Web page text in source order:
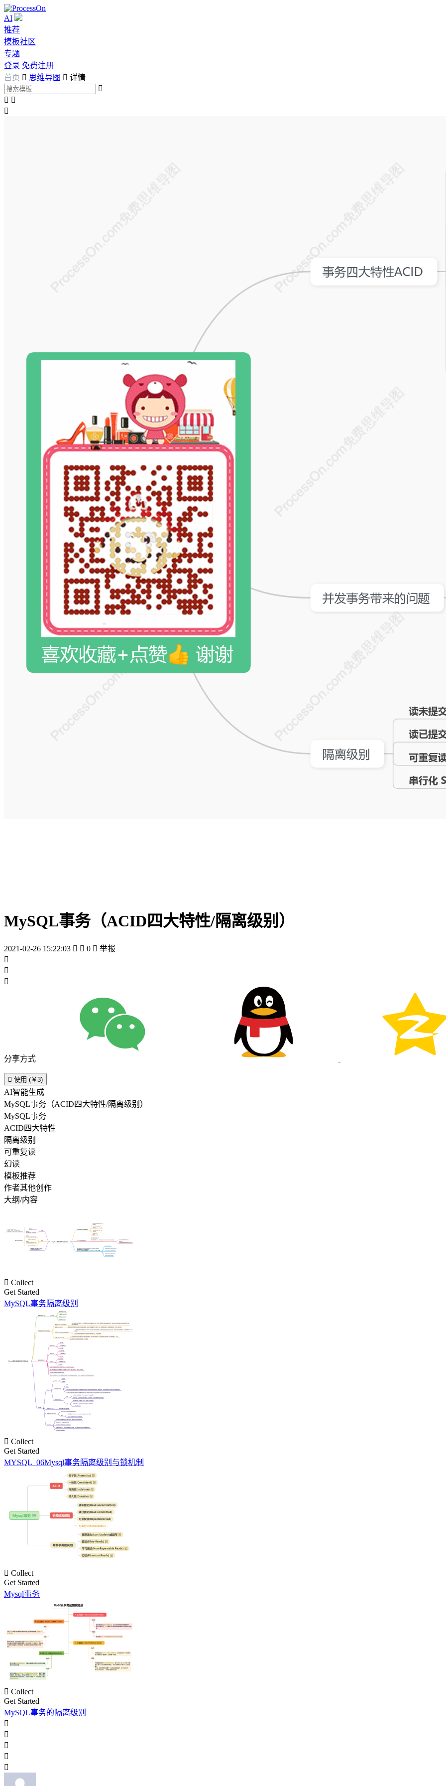
AI
推荐
模板社区
专题
登录 免费注册
首页  思维导图  详情

 

MySQL事务（ACID四大特性/隔离级别）
2021-02-26 15:22:03   0  举报



分享方式
 使用 (￥3)
AI智能生成
MySQL事务（ACID四大特性/隔离级别）
MySQL事务
ACID四大特性
隔离级别
可重复读
幻读
模板推荐
作者其他创作
大纲/内容
 Collect
Get Started
MySQL事务隔离级别
 Collect
Get Started
MYSQL_06Mysql事务隔离级别与锁机制
 Collect
Get Started
Mysql事务
 Collect
Get Started
MySQL事务的隔离级别




